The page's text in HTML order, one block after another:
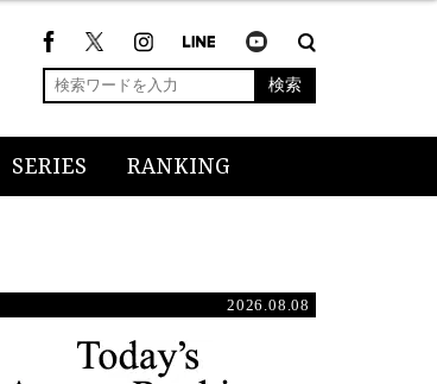
検索
SERIES RANKING
2026.08.08